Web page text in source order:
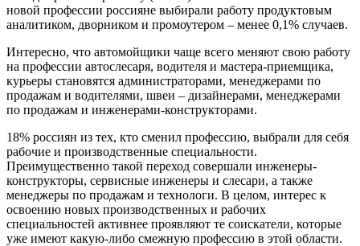
новой профессии россияне выбирали работу продуктовым
аналитиком, дворником и промоутером – менее 0,1% случаев.
Интересно, что автомойщики чаще всего меняют свою работу
на профессии автослесаря, водителя и мастера-приемщика,
курьеры становятся администраторами, менеджерами по
продажам и водителями, швеи – дизайнерами, менеджерами
по продажам и инженерами-конструкторами.
18% россиян из тех, кто сменил профессию, выбрали для себя
рабочие и производственные специальности.
Преимущественно такой переход совершали инженеры-
конструкторы, сервисные инженеры и слесари, а также
менеджеры по продажам и технологи. В целом, интерес к
освоению новых производственных и рабочих
специальностей активнее проявляют те соискатели, которые
уже имеют какую-либо смежную профессию в этой области.